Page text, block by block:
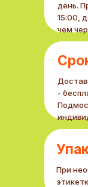
При
день.
15:00,
чем
-